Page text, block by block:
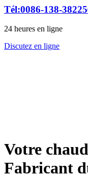
Tél:0086-138-
24 heures en ligne
Discutez en ligne
Votre
Fabricant